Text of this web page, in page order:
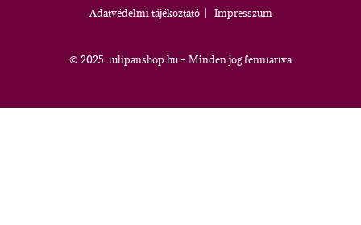
Adatvédelmi tájékoztató| Impresszum
© 2025. tulipanshop.hu – Minden jog fenntartva